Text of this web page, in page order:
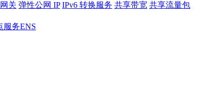
关 弹性公网 IP IPv6 转换服务 共享带宽 共享流量包
服务ENS